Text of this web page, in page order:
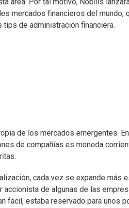
mercados financieros del
tips de administración financiera.
de los mercados emergentes.
de compañías es moneda
cada vez se expande más
de algunas de las
fácil, estaba reservado para unos